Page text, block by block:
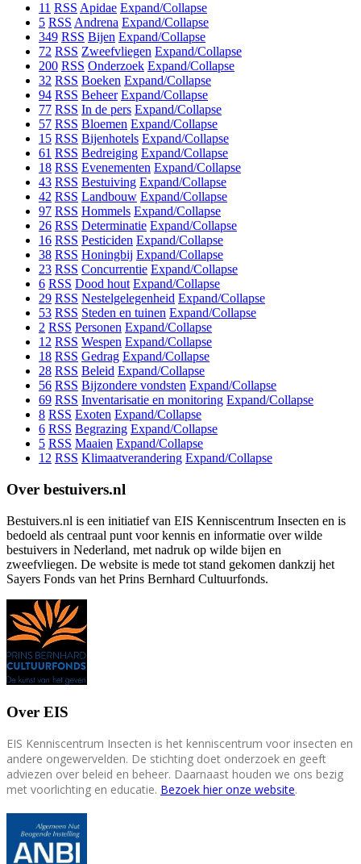
11 RSS Apidae Expand/Collapse
5 RSS Andrena Expand/Collapse
349 RSS Bijen Expand/Collapse
72 RSS Zweefvliegen Expand/Collapse
200 RSS Onderzoek Expand/Collapse
32 RSS Boeken Expand/Collapse
94 RSS Beheer Expand/Collapse
77 RSS In de pers Expand/Collapse
57 RSS Bloemen Expand/Collapse
15 RSS Bijenhotels Expand/Collapse
61 RSS Bedreiging Expand/Collapse
18 RSS Evenementen Expand/Collapse
43 RSS Bestuiving Expand/Collapse
42 RSS Landbouw Expand/Collapse
97 RSS Hommels Expand/Collapse
26 RSS Determinatie Expand/Collapse
16 RSS Pesticiden Expand/Collapse
38 RSS Honingbij Expand/Collapse
23 RSS Concurrentie Expand/Collapse
6 RSS Dood hout Expand/Collapse
29 RSS Nestelgelegenheid Expand/Collapse
53 RSS Steden en tuinen Expand/Collapse
2 RSS Personen Expand/Collapse
12 RSS Wespen Expand/Collapse
18 RSS Gedrag Expand/Collapse
28 RSS Beleid Expand/Collapse
56 RSS Bijzondere vondsten Expand/Collapse
69 RSS Inventarisatie en monitoring Expand/Collapse
8 RSS Exoten Expand/Collapse
6 RSS Begrazing Expand/Collapse
5 RSS Maaien Expand/Collapse
12 RSS Klimaatverandering Expand/Collapse
Over bestuivers.nl
Bestuivers.nl is een initiatief van EIS Kenniscentrum Insecten en is
bedoeld als centraal punt voor kennis en informatie over wilde
bestuivers in Nederland, met nadruk op wilde bijen en
zweefvliegen. De website is mede tot stand gekomen dankzij het
Sayers Fonds van het Prins Bernhard Cultuurfonds.
Over EIS
EIS Kenniscentrum Insecten is het kenniscentrum voor insecten en
andere ongewervelden. De stichting doet onderzoek en geeft
adviezen over beleid en beheer. Daarnaast houden we ons bezig
met voorlichting en educatie. Bezoek hier onze website.